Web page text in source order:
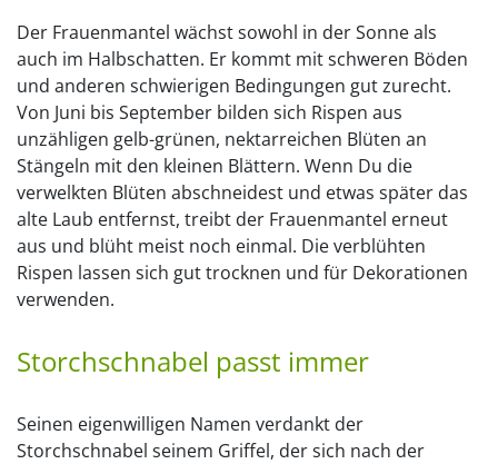
Der Frauenmantel wächst sowohl in der Sonne als
auch im Halbschatten. Er kommt mit schweren Böden
und anderen schwierigen Bedingungen gut zurecht.
Von Juni bis September bilden sich Rispen aus
unzähligen gelb-grünen, nektarreichen Blüten an
Stängeln mit den kleinen Blättern. Wenn Du die
verwelkten Blüten abschneidest und etwas später das
alte Laub entfernst, treibt der Frauenmantel erneut
aus und blüht meist noch einmal. Die verblühten
Rispen lassen sich gut trocknen und für Dekorationen
verwenden.
Storchschnabel passt immer
Seinen eigenwilligen Namen verdankt der
Storchschnabel seinem Griffel, der sich nach der